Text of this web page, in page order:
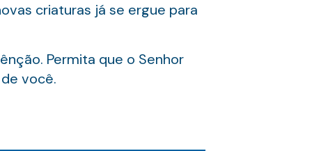
criaturas já se ergue para
Permita que o Senhor
você.